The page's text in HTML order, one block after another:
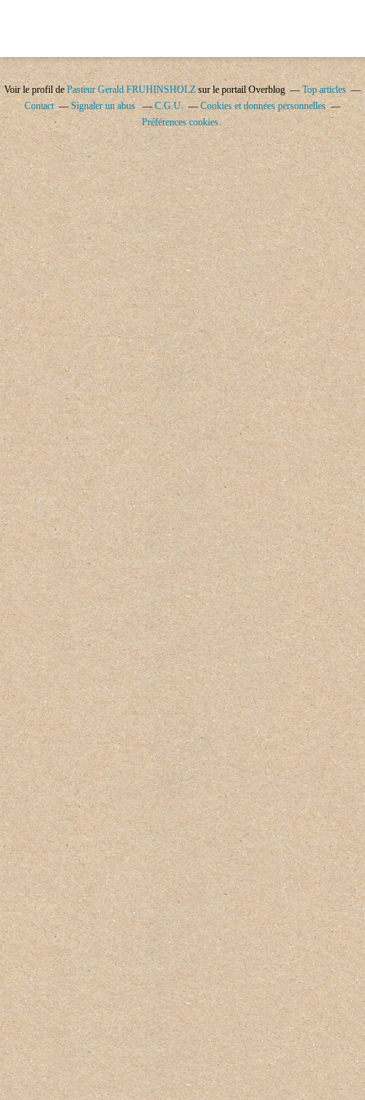
Voir le profil de Pasteur Gerald FRUHINSHOLZsur le portail Overblog
Top articles
Contact
Signaler un abus C.G.U.
Cookies et données personnelles
Préférences cookies